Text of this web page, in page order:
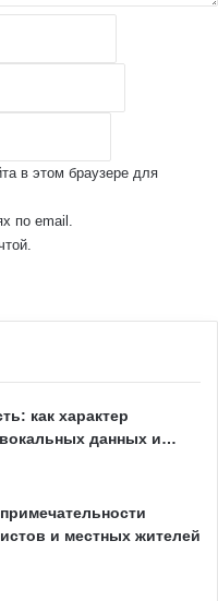
в этом браузере для
по email.
как характер
вокальных данных и…
и местных жителей